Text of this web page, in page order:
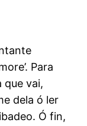
Para
que vai,
dela ó ler
Ó fin,